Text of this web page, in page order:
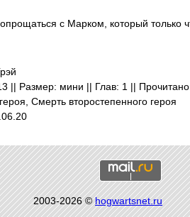
с Марком, который только
|| Размер: мини || Глав: 1 ||
Смерть второстепенного героя
2003-2026 ©hogwartsnet.ru